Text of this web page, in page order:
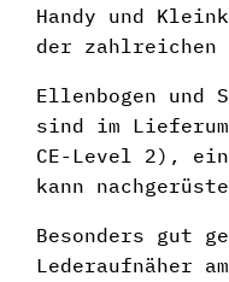
Handy und
der zahlreichen
Ellenbogen und
sind im
CE-Level 2), ein
kann
Besonders gut
Lederaufnäher